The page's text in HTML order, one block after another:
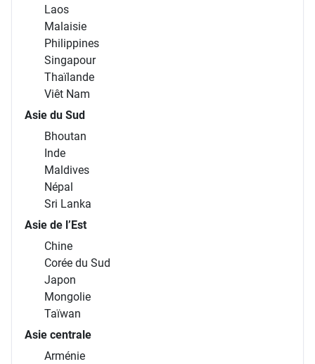
Laos
Malaisie
Philippines
Singapour
Thaïlande
Viêt Nam
Asie du Sud
Bhoutan
Inde
Maldives
Népal
Sri Lanka
Asie de l’Est
Chine
Corée du Sud
Japon
Mongolie
Taïwan
Asie centrale
Arménie